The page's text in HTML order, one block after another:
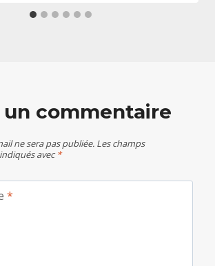
un commentaire
ne sera pas publiée. Les champs
avec*
*